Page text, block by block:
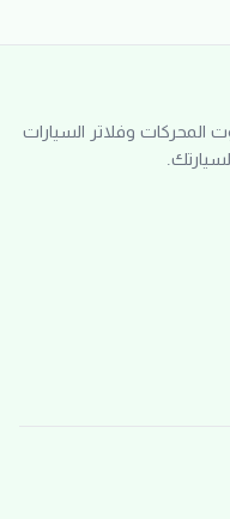
المحركات وفلاتر السيارات